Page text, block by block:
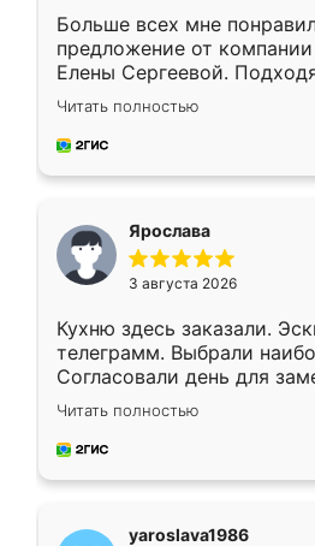
Больше всех мне
предложение от компании
Елены Сергеевой.
короткие сроки
для замера сотрудник
предложил по моему
Читать полностью
Ярослава
3 августа 2026
Кухню здесь заказали.
телеграмм. Выбрали
Согласовали день для
недели кухня была уже
довольны работой.
мебель за качественную
Читать полностью
yaroslava1986